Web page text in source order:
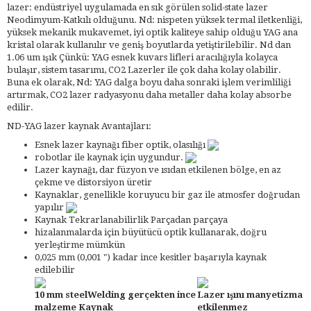
lazer: endüstriyel uygulamada en sık görülen solid-state lazer
Neodimyum-Katkılı olduğunu. Nd: nispeten yüksek termal iletkenliği,
yüksek mekanik mukavemet, iyi optik kaliteye sahip olduğu YAG ana
kristal olarak kullanılır ve geniş boyutlarda yetiştirilebilir. Nd dan
1.06 um ışık Çünkü: YAG esnek kuvars lifleri aracılığıyla kolayca
bulaşır, sistem tasarımı, CO2 Lazerler ile çok daha kolay olabilir.
Buna ek olarak, Nd: YAG dalga boyu daha sonraki işlem verimliliği
artırmak, CO2 lazer radyasyonu daha metaller daha kolay absorbe
edilir.
ND-YAG lazer kaynak Avantajları:
Esnek lazer kaynağı fiber optik, olasılığı
robotlar ile kaynak için uygundur.
Lazer kaynağı, dar füzyon ve ısıdan etkilenen bölge, en az
çekme ve distorsiyon üretir
Kaynaklar, genellikle koruyucu bir gaz ile atmosfer doğrudan
yapılır
Kaynak Tekrarlanabilirlik Parçadan parçaya
hizalanmalarda için büyütücü optik kullanarak, doğru
yerleştirme mümkün
0,025 mm (0,001 ") kadar ince kesitler başarıyla kaynak
edilebilir
10 mm steelWelding gerçekten ince
malzeme Kaynak
Lazer ışını manyetizma
etkilenmez